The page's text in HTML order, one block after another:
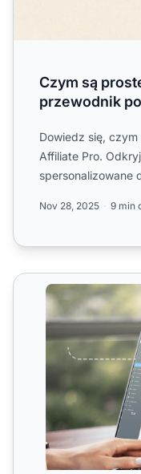
Czym są
przewodnik
Dowiedz się,
Affiliate Pro.
spersonalizowane
Nov 28, 2025 9 min
Banery PDF